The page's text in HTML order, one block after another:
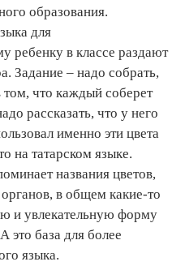
образования.
для
ребенку в классе раздают
Задание – надо собрать,
что каждый соберет
рассказать, что у него
именно эти цвета
на татарском языке.
названия цветов,
в общем какие-то
и увлекательную форму
это база для более
языка.